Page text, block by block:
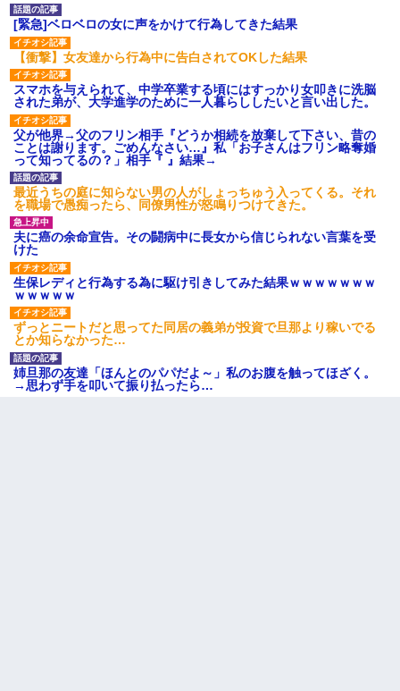
[緊急]ベロベロの女に声をかけて行為してきた結果
【衝撃】女友達から行為中に告白されてOKした結果
スマホを与えられて、中学卒業する頃にはすっかり女叩きに洗脳
された弟が、大学進学のために一人暮らししたいと言い出した。
父が他界→父のフリン相手『どうか相続を放棄して下さい、昔の
ことは謝ります。ごめんなさい…』私「お子さんはフリン略奪婚
って知ってるの？」相手『 』結果→
最近うちの庭に知らない男の人がしょっちゅう入ってくる。それ
を職場で愚痴ったら、同僚男性が怒鳴りつけてきた。
夫に癌の余命宣告。その闘病中に長女から信じられない言葉を受
けた
生保レディと行為する為に駆け引きしてみた結果ｗｗｗｗｗｗｗ
ｗｗｗｗｗ
ずっとニートだと思ってた同居の義弟が投資で旦那より稼いでる
とか知らなかった…
姉旦那の友達「ほんとのパパだよ～」私のお腹を触ってほざく。
→思わず手を叩いて振り払ったら…